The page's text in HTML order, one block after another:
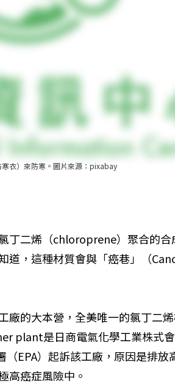
衣）來防寒。圖片來源：pixabay
丁二烯（chloroprene）聚合的合
道，這種材質會與「癌巷」（
廠的大本營，全美唯一的氯丁二
plant是日商電氣化學工業株式會
EPA）起訴該工廠，原因是排放
高癌症風險中。